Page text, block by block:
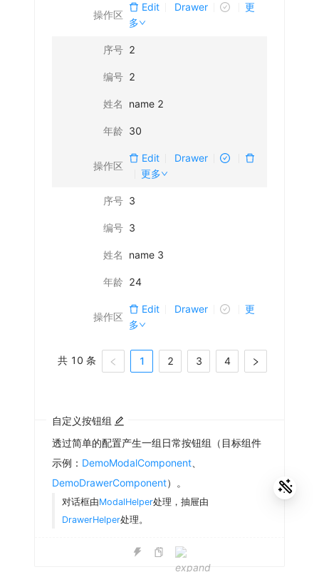
操作区
Edit Drawer
更
多
序号 2
编号 2
姓名 name 2
年龄 30
操作区
Edit
Drawer
更多
序号 3
编号 3
姓名 name 3
年龄 24
操作区
Edit Drawer
更
多
共 10 条 1 2 3 4
自定义按钮组
透过简单的配置产生一组日常按钮组（目标组件
示例： DemoModalComponent
DemoDrawerComponent）。
对话框由ModalHelper处理，抽屉由
DrawerHelper处理。